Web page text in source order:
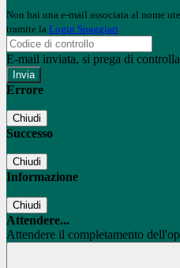
Non hai una e-mail associata al nome
tramite la Login Spaggiari
E-mail inviata, si prega di
Errore
Chiudi
Successo
Chiudi
Informazione
Chiudi
Attendere...
Attendere il completamento